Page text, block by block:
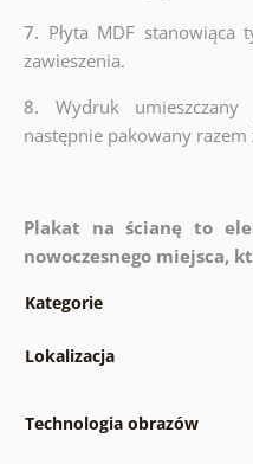
7. Płyta MDF
zawieszenia.
8. Wydruk
następnie pakowany
Plakat na ścianę to
nowoczesnego miejsca,
Kategorie
Lokalizacja
Technologia obrazów